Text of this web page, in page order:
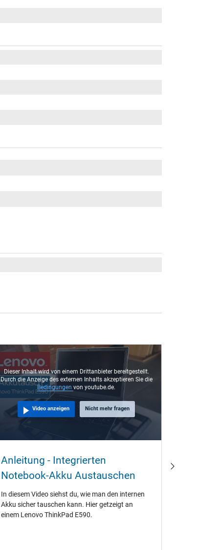
Dieser Inhalt wird von einem Drittanbieter bereitgestellt.
Durch die Anzeige des externen Inhalts akzeptieren Sie die
Bedingungen von youtube.de.
Video anzeigen Nicht mehr fragen
Anleitung - Integrierten
Notebook-Akku Austauschen
In diesem Video siehst du, wie man den internen
Akku sicher tauschen kann. Hier getzeigt an
einem Lenovo ThinkPad E590.